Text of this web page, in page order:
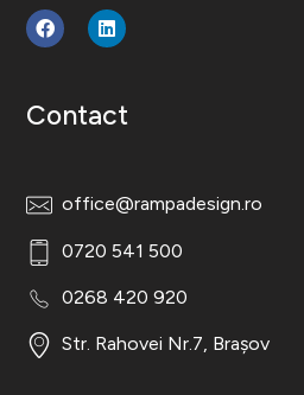
Contact
office@rampadesign.ro
0720 541 500
0268 420 920
Str. Rahovei Nr.7, Brașov